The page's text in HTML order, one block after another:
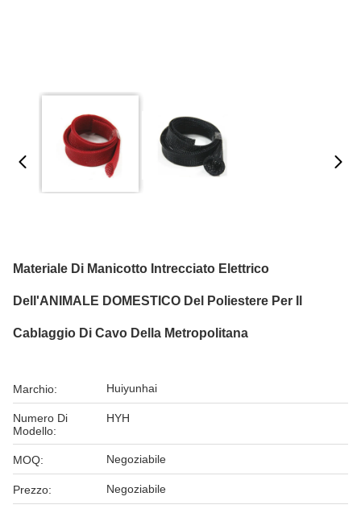
Materiale Di Manicotto Intrecciato Elettrico
Dell'ANIMALE DOMESTICO Del Poliestere Per Il
Cablaggio Di Cavo Della Metropolitana
Marchio: Huiyunhai
Numero Di
Modello:
HYH
MOQ: Negoziabile
Prezzo: Negoziabile